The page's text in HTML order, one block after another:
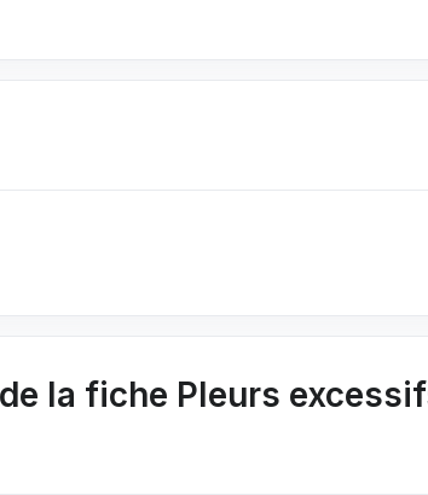
la fiche Pleurs